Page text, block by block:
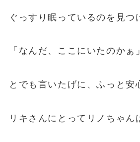
ぐっすり眠っているのを見
「なんだ、ここにいたのかぁ」
とでも言いたげに、ふっと安
リキさんにとってリノちゃん